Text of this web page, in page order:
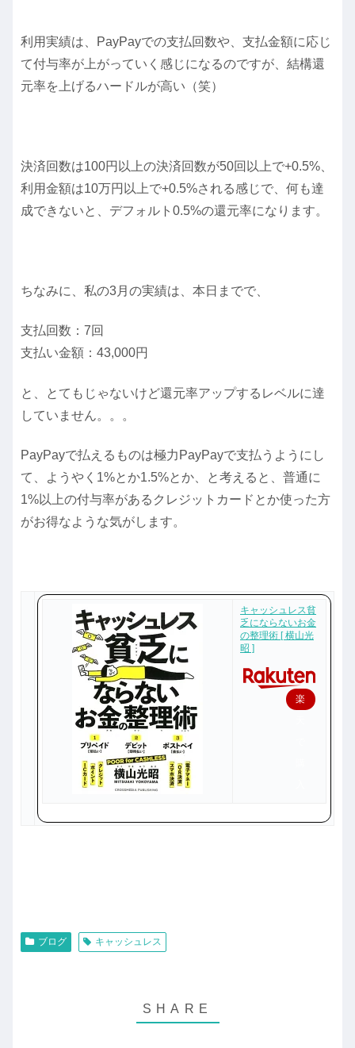
利用実績は、PayPayでの支払回数や、支払金額に応じ
て付与率が上がっていく感じになるのですが、結構還
元率を上げるハードルが高い（笑）
決済回数は100円以上の決済回数が50回以上で+0.5%、
利用金額は10万円以上で+0.5%される感じで、何も達
成できないと、デフォルト0.5%の還元率になります。
ちなみに、私の3月の実績は、本日までで、
支払回数：7回
支払い金額：43,000円
と、とてもじゃないけど還元率アップするレベルに達
していません。。。
PayPayで払えるものは極力PayPayで支払うようにし
て、ようやく1%とか1.5%とか、と考えると、普通に
1%以上の付与率があるクレジットカードとか使った方
がお得なような気がします。
キャッシュレス貧
乏にならないお金
の整理術 [ 横山光
昭 ]
楽
ブログ キャッシュレス